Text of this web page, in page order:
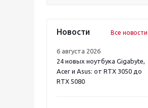
Новости Все новости
6 августа 2026
24 новых ноутбука Gigabyte,
Acer и Asus: от RTX 3050 до
RTX 5080